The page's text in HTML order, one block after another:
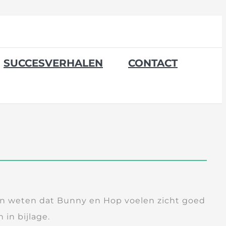
SUCCESVERHALEN CONTACT
weten dat Bunny en Hop voelen zicht goed
in bijlage.